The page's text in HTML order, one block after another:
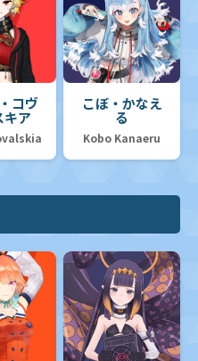
コヴ
キア
こぼ・かなえ
る
Kobo Kanaeru